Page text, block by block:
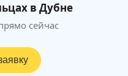
в Дубне
сейчас